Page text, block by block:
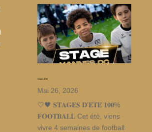
Stages d’été
Mai 26, 2026
🤍🖤 𝐒𝐓𝐀𝐆𝐄𝐒 𝐃’𝐄́𝐓𝐄́ 𝟏𝟎𝟎%
𝐅𝐎𝐎𝐓𝐁𝐀𝐋𝐋 Cet été, viens
vivre 4 semaines de football